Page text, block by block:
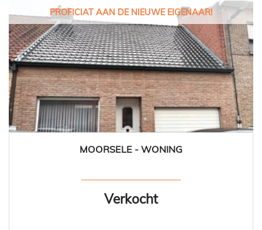
PROFICIAT AAN DE NIEUWE EIGENAAR!
86 m² 2 Ja
MOORSELE - WONING
Verkocht